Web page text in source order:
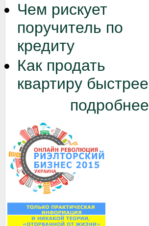
Чем рискует
поручитель по
кредиту
Как продать
квартиру быстрее
подробнее